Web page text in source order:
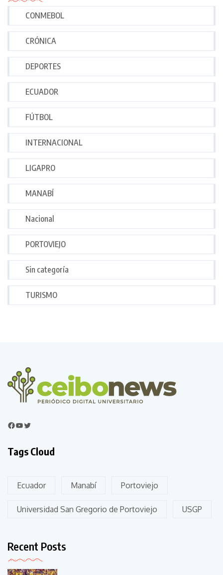
CONMEBOL
CRÓNICA
DEPORTES
ECUADOR
FÚTBOL
INTERNACIONAL
LIGAPRO
MANABÍ
Nacional
PORTOVIEJO
Sin categoría
TURISMO
Tags Cloud
Ecuador Manabí Portoviejo
Universidad San Gregorio de Portoviejo USGP
Recent Posts